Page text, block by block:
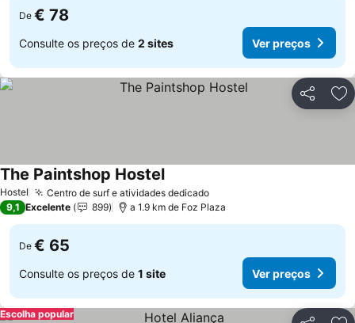
De € 78
Consulte os preços de 2 sites Ver preços
Partilhar
Hostel Centro de surf e atividades dedicadoVer preços
The Paintshop HostelVer preços
9,1 Excelente 899 a 1.9 km de Foz Plaza
De € 65
Consulte os preços de 1 site Ver preços
Escolha popular